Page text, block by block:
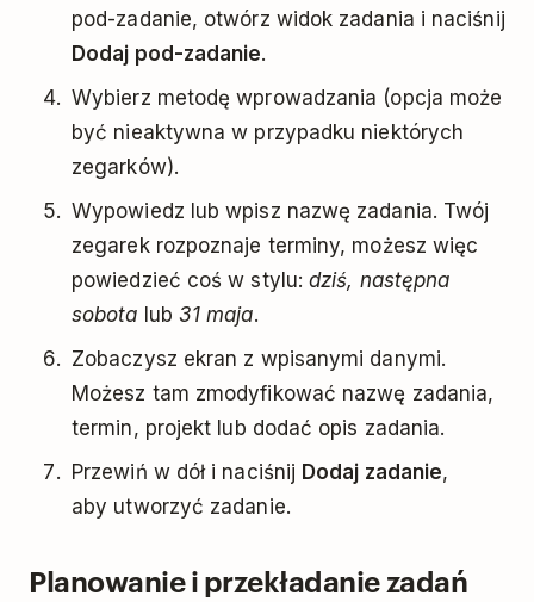
pod-zadanie, otwórz widok zadania i naciśnij
Dodaj pod-zadanie.
Wybierz metodę wprowadzania (opcja może
być nieaktywna w ​przypadku niektórych
zegarków).
Wypowiedz lub wpisz nazwę zadania. Twój
zegarek rozpoznaje terminy, możesz więc
powiedzieć coś w stylu:dziś, następna
sobota lub 31 maja.
Zobaczysz ekran z wpisanymi danymi.
Możesz tam zmodyfikować nazwę zadania,
termin, projekt lub dodać opis zadania.
Przewiń w dół i naciśnij Dodaj zadanie,
aby utworzyć zadanie.
Planowanie i przekładanie zadań